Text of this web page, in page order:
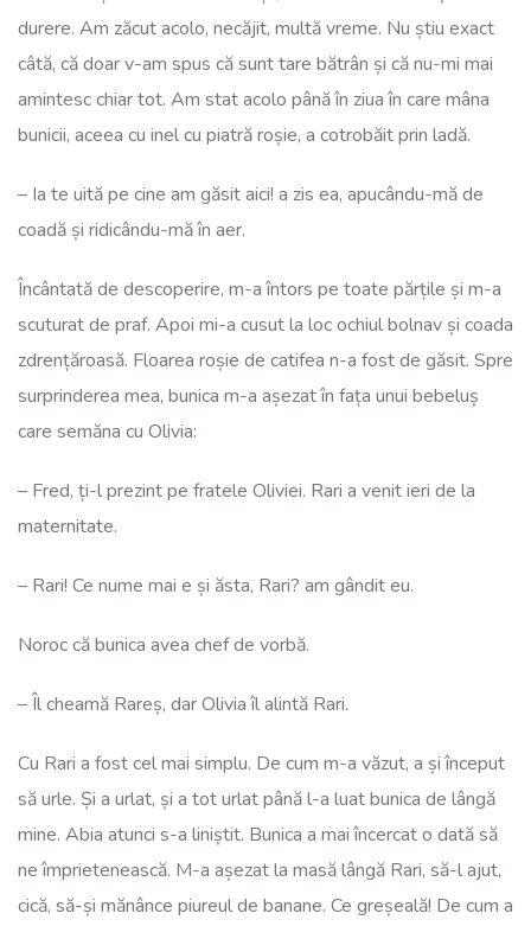
durere. Am zăcut acolo, necăjit, multă vreme. Nu știu exact
câtă, că doar v-am spus că sunt tare bătrân și că nu-mi mai
amintesc chiar tot. Am stat acolo până în ziua în care mâna
bunicii, aceea cu inel cu piatră roșie, a cotrobăit prin ladă.
– Ia te uită pe cine am găsit aici! a zis ea, apucându-mă de
coadă și ridicându-mă în aer.
Încântată de descoperire, m-a întors pe toate părțile și m-a
scuturat de praf. Apoi mi-a cusut la loc ochiul bolnav și coada
zdrențăroasă. Floarea roșie de catifea n-a fost de găsit. Spre
surprinderea mea, bunica m-a așezat în fața unui bebeluș
care semăna cu Olivia:
– Fred, ți-l prezint pe fratele Oliviei. Rari a venit ieri de la
maternitate.
– Rari! Ce nume mai e și ăsta, Rari? am gândit eu.
Noroc că bunica avea chef de vorbă.
– Îl cheamă Rareș, dar Olivia îl alintă Rari.
Cu Rari a fost cel mai simplu. De cum m-a văzut, a și început
să urle. Și a urlat, și a tot urlat până l-a luat bunica de lângă
mine. Abia atunci s-a liniștit. Bunica a mai încercat o dată să
ne împrietenească. M-a așezat la masă lângă Rari, să-l ajut,
cică, să-și mănânce piureul de banane. Ce greșeală! De cum a